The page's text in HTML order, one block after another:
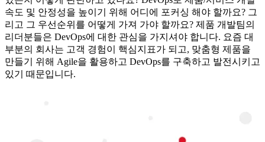
속도 및 안정성을 높이기 위해 어디에 포커싱 해야 할까요? 그
리고 그 우선순위를 어떻게 가져 가야 할까요? 제품 개발팀의
리더분들은 DevOps에 대한 관심을 가지셔야 합니다. 요즘 대
부분의 회사는 고객 경험이 핵심지표가 되고, 맞춤형 제품을
만들기 위해 Agile을 활용하고 DevOps를 구축하고 발전시키고
있기 때문입니다.